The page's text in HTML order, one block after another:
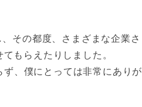
その都度、さまざまな企業さ
もらえたりしました。
、僕にとっては非常にありが